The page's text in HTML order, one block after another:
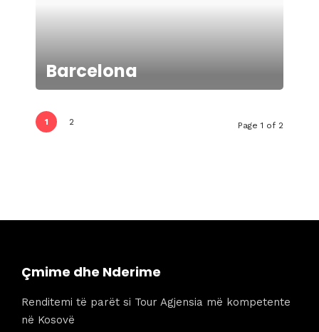
Barcelona
1 2 Page 1 of 2
Çmime dhe Nderime
Renditemi të parët si Tour Agjensia më kompetente
në Kosovë